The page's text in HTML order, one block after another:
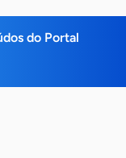
do Portal